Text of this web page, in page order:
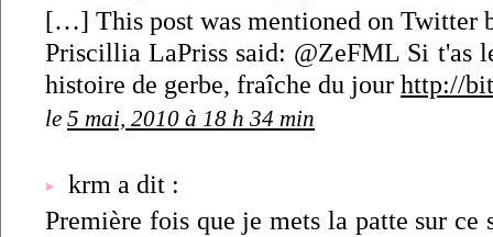
[…] This post was mentioned on Twitter
Priscillia LaPriss said: @ZeFML Si t'as
histoire de gerbe, fraîche du jour http://
le 5 mai, 2010 à 18 h 34 min
krm a dit :
Première fois que je mets la patte sur ce